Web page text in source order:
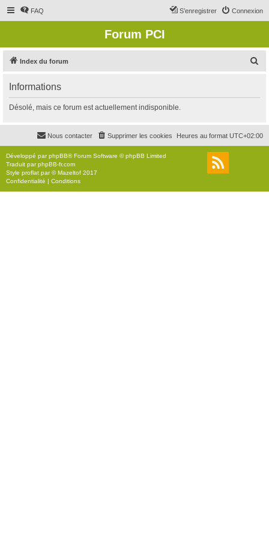
FAQ Connexion
S’enregistrer
Forum PCI
Index du forum
r
c
r
Informations
Désolé, mais ce forum est actuellement indisponible.
Heures au format UTC+02:00
Supprimer les cookies
Nous contacter
Développé parphpBB® Forum Software © phpBB Limited
Traduit parphpBB-fr.com
Style proflat par ©Mazeltof 2017
Confidentialité | Conditions